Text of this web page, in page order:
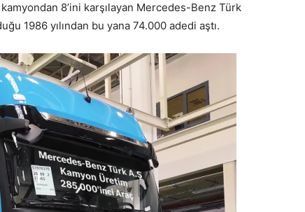
8’ini karşılayan Mercedes-Benz Türk
1986 yılından bu yana 74.000 adedi aştı.